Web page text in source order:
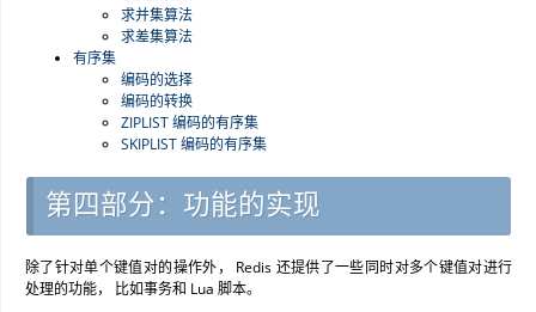
求并集算法
求差集算法
有序集
编码的选择
编码的转换
ZIPLIST 编码的有序集
SKIPLIST 编码的有序集
第四部分：功能的实现
除了针对单个键值对的操作外， Redis 还提供了一些同时对多个键值对进行
处理的功能， 比如事务和 Lua 脚本。